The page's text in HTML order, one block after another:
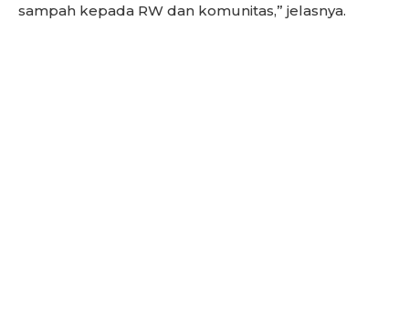
sampah kepada RW dan komunitas,” jelasnya.